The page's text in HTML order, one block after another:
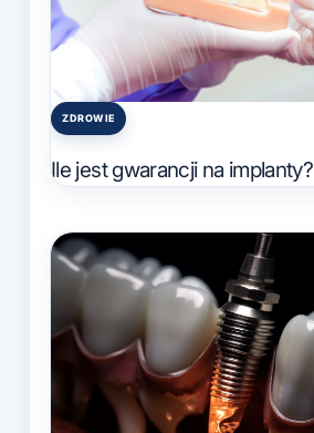
Posted
ZDROWIE
Ile jest gwarancji na implanty?